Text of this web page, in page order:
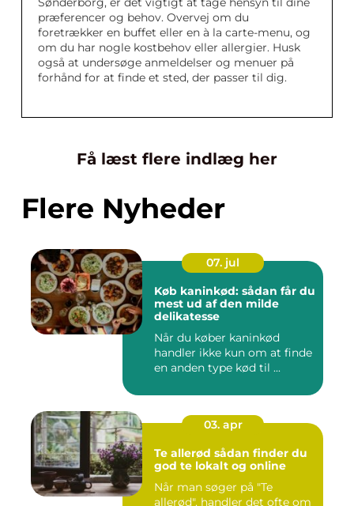
præferencer og behov. Overvej om du
foretrækker en buffet eller en à la carte-menu, og
om du har nogle kostbehov eller allergier. Husk
også at undersøge anmeldelser og menuer på
forhånd for at finde et sted, der passer til dig.
Få læst flere indlæg her
Flere Nyheder
07. jul
Køb kaninkød: sådan får du
mest ud af den milde
delikatesse
Når du køber kaninkød
handler ikke kun om at finde
en anden type kød til ...
03. apr
Te allerød sådan finder du
god te lokalt og online
Når man søger på "Te
allerød", handler det ofte om